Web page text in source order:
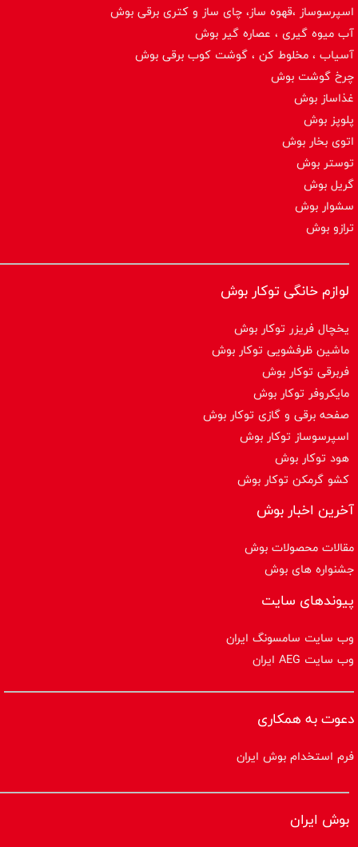
اسپرسوساز ،قهوه ساز، چای ساز و کتری برقی بوش
آب میوه گیری ، عصاره گیر بوش
آسیاب ، مخلوط کن ، گوشت کوب برقی بوش
چرخ گوشت بوش
غذاساز بوش
پلوپز بوش
اتوی بخار بوش
توستر بوش
گریل بوش
سشوار بوش
ترازو بوش
لوازم خانگی توکار بوش
یخچال فریزر توکار بوش
ماشین ظرفشویی توکار بوش
فربرقی توکار بوش
مایکروفر توکار بوش
صفحه برقی و گازی توکار بوش
اسپرسوساز توكار بوش
هود توکار بوش
کشو گرمکن توکار بوش
آخرین اخبار بوش
مقالات محصولات بوش
جشنواره های بوش
پیوندهای سایت
وب سایت سامسونگ ایران
وب سایت AEG ایران
دعوت به همکاری
فرم استخدام بوش ایران
بوش ایران